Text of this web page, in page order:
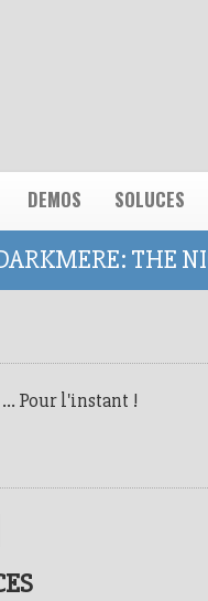
DEMOS SOLUCES
THE
... Pour l'instant !